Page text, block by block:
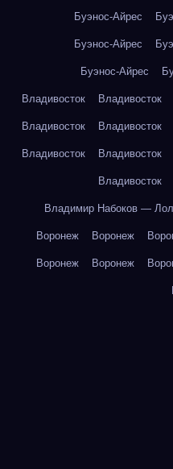
Буэнос-Айрес
Буэнос-Айрес
Буэнос-Айрес
Владивосток Владивосток
Владивосток Владивосток
Владивосток Владивосток
Владивосток
Владимир Набоков —
Воронеж Воронеж
Воронеж Воронеж